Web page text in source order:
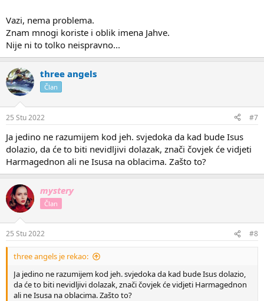
Vazi, nema problema.
Znam mnogi koriste i oblik imena Jahve.
Nije ni to tolko neispravno...
three angels
Član
25 Stu 2022 #7
Ja jedino ne razumijem kod jeh. svjedoka da kad bude Isus
dolazio, da će to biti nevidljivi dolazak, znači čovjek će vidjeti
Harmagednon ali ne Isusa na oblacima. Zašto to?
mystery
Član
25 Stu 2022 #8
three angels je rekao:
Ja jedino ne razumijem kod jeh. svjedoka da kad bude Isus dolazio,
da će to biti nevidljivi dolazak, znači čovjek će vidjeti Harmagednon
ali ne Isusa na oblacima. Zašto to?